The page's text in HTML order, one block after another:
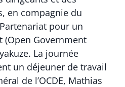
en compagnie du
Partenariat pour un
(Open Government
. La journée
un déjeuner de travail
de l’OCDE, Mathias